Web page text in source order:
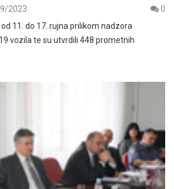
2023
0
11. do 17. rujna prilikom nadzora
vozila te su utvrdili 448 prometnih